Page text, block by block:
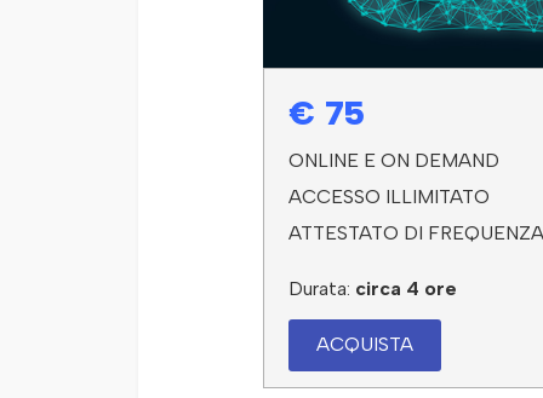
€ 75
ONLINE E ON DEMAND
ACCESSO ILLIMITATO
ATTESTATO DI FREQUENZA
Durata: circa 4 ore
ACQUISTA